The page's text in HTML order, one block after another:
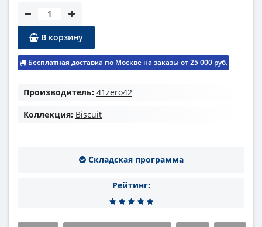
В корзину
Бесплатная доставка по Москве на заказы от 25 000 руб.
Производитель: 41zero42
Коллекция: Biscuit
Складская программа
Рейтинг: